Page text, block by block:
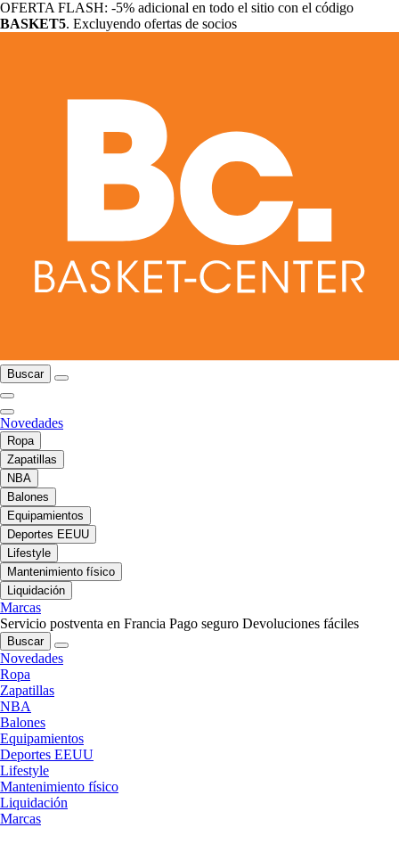
OFERTA FLASH: -5% adicional en todo el sitio con el código
BASKET5. Excluyendo ofertas de socios
Buscar
Novedades
Ropa
Zapatillas
NBA
Balones
Equipamientos
Deportes EEUU
Lifestyle
Mantenimiento físico
Liquidación
Marcas
Servicio postventa en Francia Pago seguro Devoluciones fáciles
Buscar
Novedades
Ropa
Zapatillas
NBA
Balones
Equipamientos
Deportes EEUU
Lifestyle
Mantenimiento físico
Liquidación
Marcas